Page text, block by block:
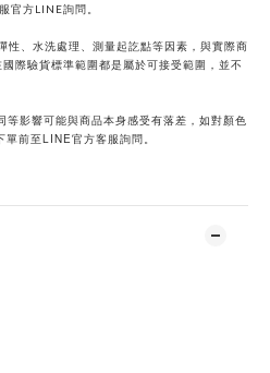
官方LINE詢問。
、水洗處理、測量起訖點等因素，與實際商
際驗貨標準範圍都是屬於可接受範圍，並不
等影響可能與商品本身感受有落差，如對顏色
單前至LINE官方客服詢問。